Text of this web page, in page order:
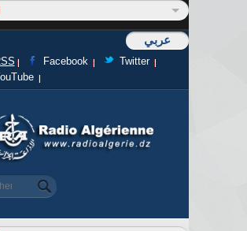
عربي
Facebook
Twitter
de recherche